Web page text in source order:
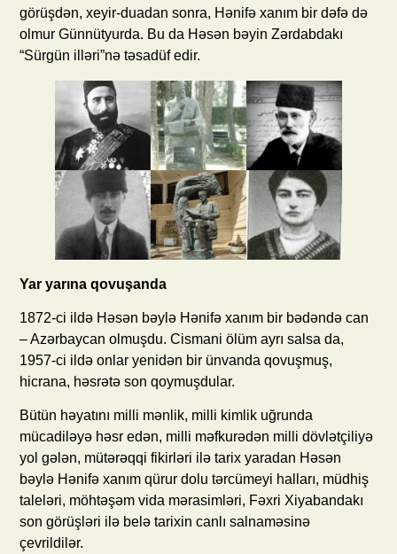
görüşdən, xeyir-duadan sonra, Hənifə xanım bir dəfə də
olmur Günnütyurda. Bu da Həsən bəyin Zərdabdakı
“Sürgün illəri”nə təsadüf edir.
Yar yarına qovuşanda
1872-ci ildə Həsən bəylə Hənifə xanım bir bədəndə can
– Azərbaycan olmuşdu. Cismani ölüm ayrı salsa da,
1957-ci ildə onlar yenidən bir ünvanda qovuşmuş,
hicrana, həsrətə son qoymuşdular.
Bütün həyatını milli mənlik, milli kimlik uğrunda
mücadiləyə həsr edən, milli məfkurədən milli dövlətçiliyə
yol gələn, mütərəqqi fikirləri ilə tarix yaradan Həsən
bəylə Hənifə xanım qürur dolu tərcümeyi halları, müdhiş
taleləri, möhtəşəm vida mərasimləri, Fəxri Xiyabandakı
son görüşləri ilə belə tarixin canlı salnaməsinə
çevrildilər.